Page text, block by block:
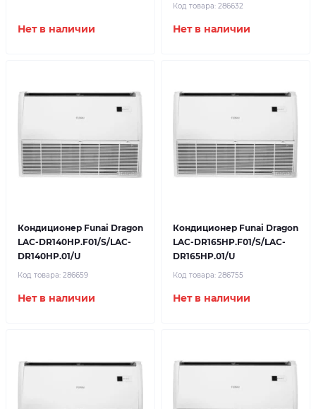
Нет в наличии
Код товара: 286632
Нет в наличии
Кондиционер Funai Dragon
LAC-DR140HP.F01/S/LAC-
DR140HP.01/U
Код товара: 286659
Нет в наличии
Кондиционер Funai Dragon
LAC-DR165HP.F01/S/LAC-
DR165HP.01/U
Код товара: 286755
Нет в наличии